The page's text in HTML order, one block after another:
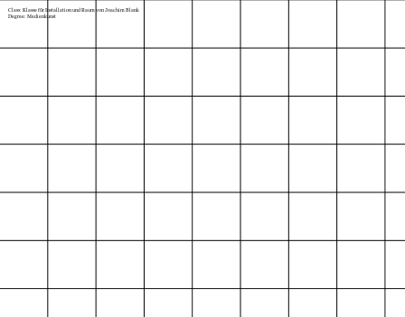
Class: Klasse für Installation und Raum von Joachim Blank
Degree: Medienkunst
Index Map